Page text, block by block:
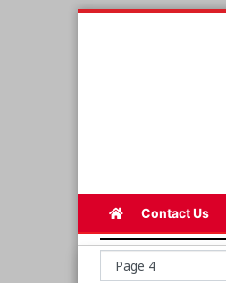
Contact Us